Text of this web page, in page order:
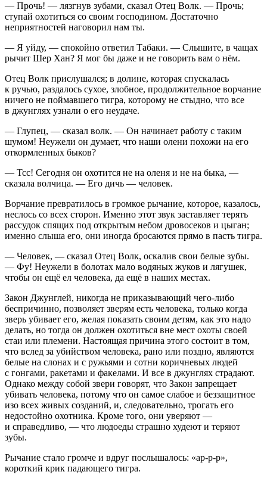
— Прочь! — лязгнув зубами, сказал Отец Волк. — Прочь;
ступай охотиться со своим господином. Достаточно
неприятностей наговорил нам ты.
— Я уйду, — спокойно ответил Табаки. — Слышите, в чащах
рычит Шер Хан? Я мог бы даже и не говорить вам о нём.
Отец Волк прислушался; в долине, которая спускалась
к ручью, раздалось сухое, злобное, продолжительное ворчание
ничего не поймавшего тигра, которому не стыдно, что все
в джунглях узнали о его неудаче.
— Глупец, — сказал волк. — Он начинает работу с таким
шумом! Неужели он думает, что наши олени похожи на его
откормленных быков?
— Тсс! Сегодня он охотится не на оленя и не на быка, —
сказала волчица. — Его дичь — человек.
Ворчание превратилось в громкое рычание, которое, казалось,
неслось со всех сторон. Именно этот звук заставляет терять
рассудок спящих под открытым небом дровосеков и цыган;
именно слыша его, они иногда бросаются прямо в пасть тигра.
— Человек, — сказал Отец Волк, оскалив свои белые зубы.
— Фу! Неужели в болотах мало водяных жуков и лягушек,
чтобы он ещё ел человека, да ещё в наших местах.
Закон Джунглей, никогда не приказывающий чего-либо
беспричинно, позволяет зверям есть человека, только когда
зверь убивает его, желая показать своим детям, как это надо
делать, но тогда он должен охотиться вне мест охоты своей
стаи или племени. Настоящая причина этого состоит в том,
что вслед за убийством человека, рано или поздно, являются
белые на слонах и с ружьями и сотни коричневых людей
с гонгами, ракетами и факелами. И все в джунглях страдают.
Однако между собой звери говорят, что Закон запрещает
убивать человека, потому что он самое слабое и беззащитное
изо всех живых созданий, и, следовательно, трогать его
недостойно охотника. Кроме того, они уверяют —
и справедливо, — что людоеды страшно худеют и теряют
зубы.
Рычание стало громче и вдруг послышалось: «ар-р-р»,
короткий крик падающего тигра.